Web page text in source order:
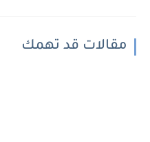
مقالات قد تهمك